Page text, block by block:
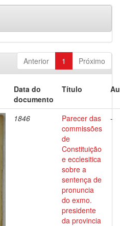
Anterior 1 Próximo
Data do
documento
Título
1846
Parecer das
commissões
de
Constituição
e ecclesitica
sobre a
sentença de
pronuncia
do exmo.
presidente
da provincia
-